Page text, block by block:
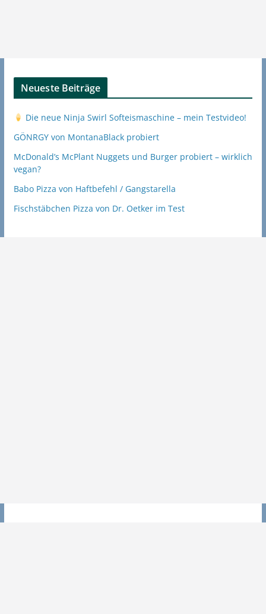
Neueste Beiträge
Die neue Ninja Swirl Softeismaschine – mein Testvideo!
GÖNRGY von MontanaBlack probiert
McDonald’s McPlant Nuggets und Burger probiert – wirklich
vegan?
Babo Pizza von Haftbefehl / Gangstarella
Fischstäbchen Pizza von Dr. Oetker im Test